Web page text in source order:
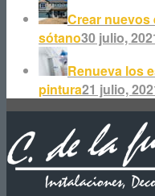
Crear
sótano30 julio,
Renueva los
pintura21 julio,